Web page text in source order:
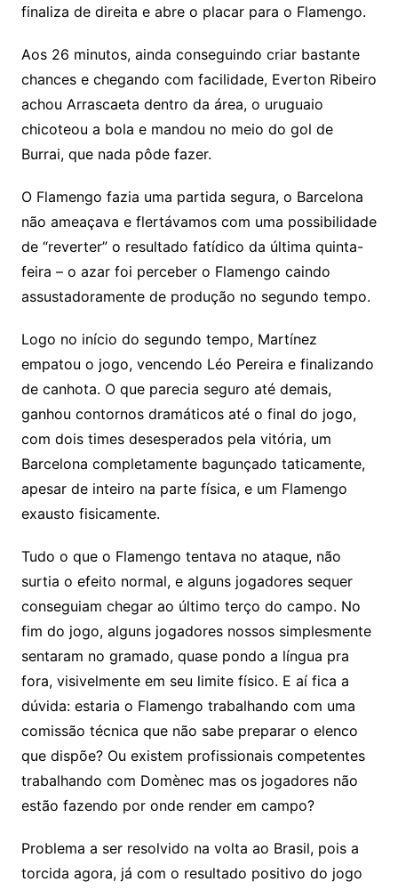
finaliza de direita e abre o placar para o Flamengo.
Aos 26 minutos, ainda conseguindo criar bastante
chances e chegando com facilidade, Everton Ribeiro
achou Arrascaeta dentro da área, o uruguaio
chicoteou a bola e mandou no meio do gol de
Burrai, que nada pôde fazer.
O Flamengo fazia uma partida segura, o Barcelona
não ameaçava e flertávamos com uma possibilidade
de “reverter” o resultado fatídico da última quinta-
feira – o azar foi perceber o Flamengo caindo
assustadoramente de produção no segundo tempo.
Logo no início do segundo tempo, Martínez
empatou o jogo, vencendo Léo Pereira e finalizando
de canhota. O que parecia seguro até demais,
ganhou contornos dramáticos até o final do jogo,
com dois times desesperados pela vitória, um
Barcelona completamente bagunçado taticamente,
apesar de inteiro na parte física, e um Flamengo
exausto fisicamente.
Tudo o que o Flamengo tentava no ataque, não
surtia o efeito normal, e alguns jogadores sequer
conseguiam chegar ao último terço do campo. No
fim do jogo, alguns jogadores nossos simplesmente
sentaram no gramado, quase pondo a língua pra
fora, visivelmente em seu limite físico. E aí fica a
dúvida: estaria o Flamengo trabalhando com uma
comissão técnica que não sabe preparar o elenco
que dispõe? Ou existem profissionais competentes
trabalhando com Domènec mas os jogadores não
estão fazendo por onde render em campo?
Problema a ser resolvido na volta ao Brasil, pois a
torcida agora, já com o resultado positivo do jogo